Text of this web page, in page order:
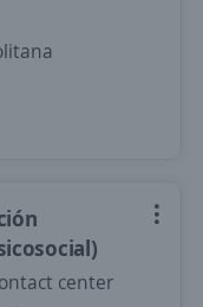
center